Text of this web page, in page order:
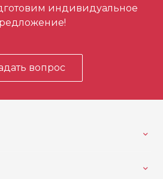
индивидуальное
вопрос